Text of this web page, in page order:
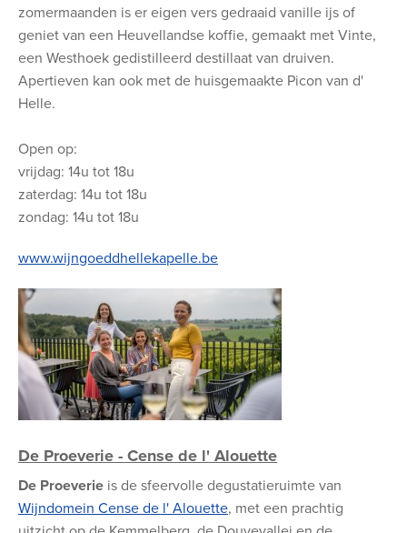
zomermaanden is er eigen vers gedraaid vanille ijs of
geniet van een Heuvellandse koffie, gemaakt met Vinte,
een Westhoek gedistilleerd destillaat van druiven.
Apertieven kan ook met de huisgemaakte Picon van d'
Helle.
Open op:
vrijdag: 14u tot 18u
zaterdag: 14u tot 18u
zondag: 14u tot 18u
www.wijngoeddhellekapelle.be
De Proeverie - Cense de l' Alouette
De Proeverie is de sfeervolle degustatieruimte van
Wijndomein Cense de l' Alouette, met een prachtig